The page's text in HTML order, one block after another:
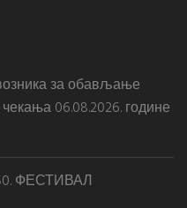
за обављање
06.08.2026. године
ФЕСТИВАЛ